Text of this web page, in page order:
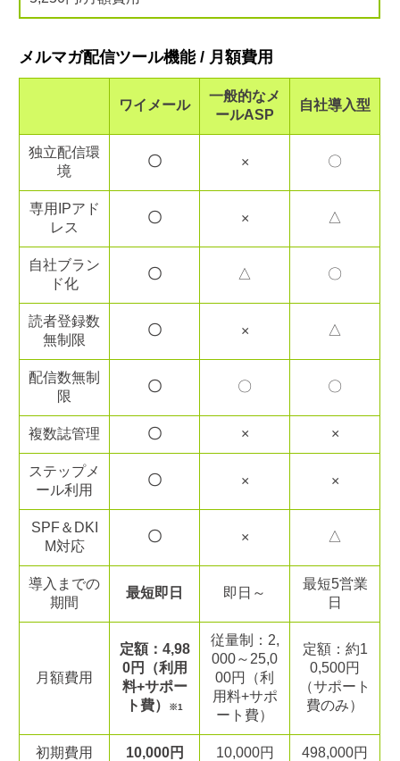
メルマガ配信ツール機能 / 月額費用
ワイメール
一般的なメ
ールASP
自社導入型
独立配信環
境
〇 × 〇
専用IPアド
レス
〇 × △
自社ブラン
ド化
〇 △ 〇
読者登録数
無制限
〇 × △
配信数無制
限
〇 〇 〇
複数誌管理 〇 × ×
ステップメ
ール利用
〇 × ×
SPF＆DKI
M対応
〇 × △
導入までの
期間
最短即日 即日～
最短5営業
日
月額費用
定額：4,98
0円（利用
料+サポー
ト費）
※1
従量制：2,
000～25,0
00円（利
用料+サポ
ート費）
定額：約1
0,500円
（サポート
費のみ）
初期費用 10,000円 10,000円 498,000円